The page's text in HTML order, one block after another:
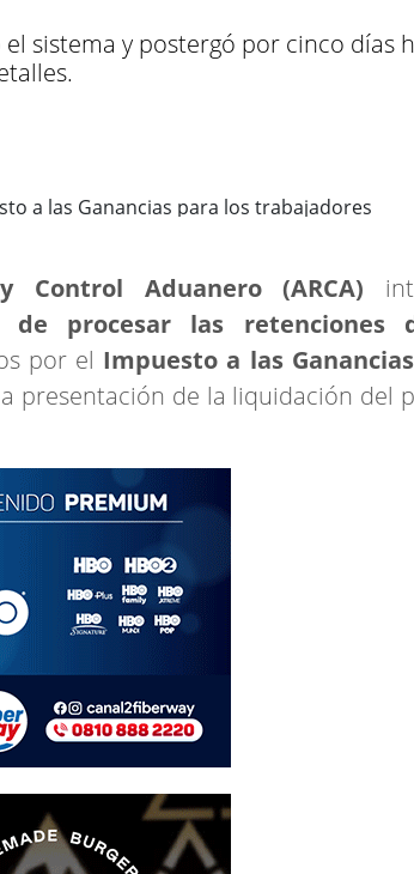
sistema y postergó por cinco días
Control Aduanero (ARCA)
de procesar las retenciones
por el Impuesto a las Ganancias
presentación de la liquidación del